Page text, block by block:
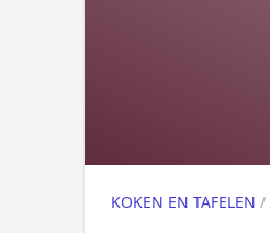
KOKEN EN TAFELEN /